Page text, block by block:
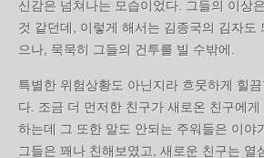
신감은 넘쳐나는 모습이었다. 그들의 이상
것 같던데, 이렇게 해서는 김종국의 김자도
으나, 묵묵히 그들의 건투를 빌 수밖에.
특별한 위험상황도 아닌지라 흐뭇하게 힐
다. 조금 더 먼저한 친구가 새로온 친구에
하는데 그 또한 말도 안되는 주워들은 이야
그들은 꽤나 친해보였고, 새로운 친구는 열